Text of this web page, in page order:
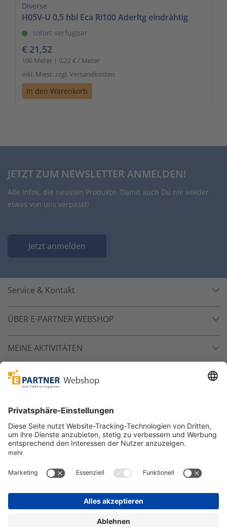
Diverse
H05V-U 0,5 hbl Eca Ri100 Aderltg eindrähtig
sofort verfügbar
€ 21,52
100 Meter | 0,22 € / Meter
inkl. Mwst. zzgl. Versandkosten
In den Warenkorb
JETZT ZUM NEWSLETTER ANMELDEN!
Alle Infos, die neusten Produkte. Damit auch Du nie wieder
etwas von uns verpasst!
Jetzt anmelden
Service & Kontakt
ÜBER E-PARTNER WEBSHOP
MEINE AKTIVITÄTEN
Unsere Zahlarten
Versandpartner
Sicher bestellen
Versandkosten.
One4Business Solutions GmbH
Cookie-Richtlinie Barrierefreiheitserklärung